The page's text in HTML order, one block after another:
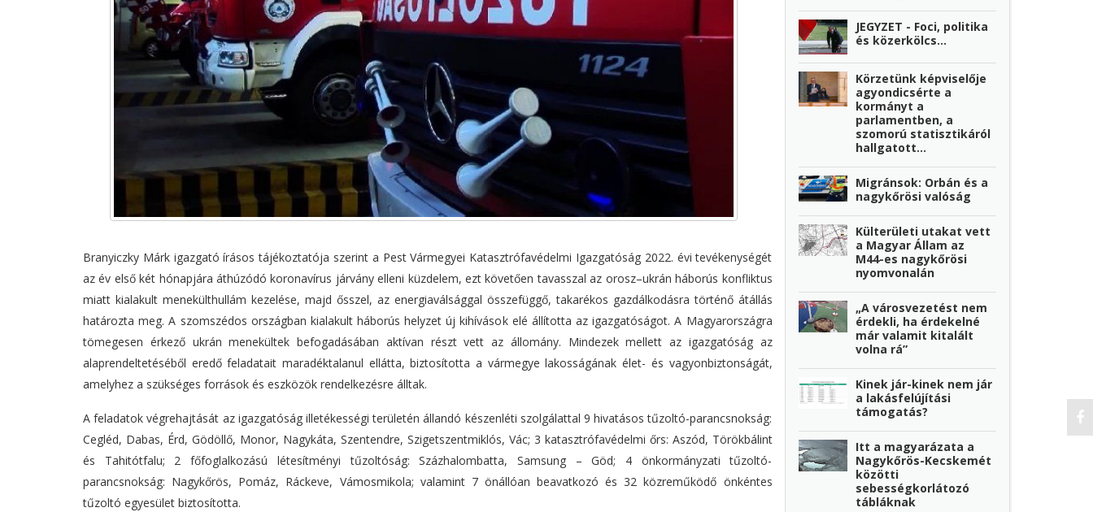
Branyiczky Márk igazgató írásos tájékoztatója szerint a Pest Vármegyei Katasztrófavédelmi Igazgatóság 2022. évi tevékenységét
az év első két hónapjára áthúzódó koronavírus járvány elleni küzdelem, ezt követően tavasszal az orosz–ukrán háborús konfliktus
miatt kialakult menekülthullám kezelése, majd ősszel, az energiaválsággal összefüggő, takarékos gazdálkodásra történő átállás
határozta meg. A szomszédos országban kialakult háborús helyzet új kihívások elé állította az igazgatóságot. A Magyarországra
tömegesen érkező ukrán menekültek befogadásában aktívan részt vett az állomány. Mindezek mellett az igazgatóság az
alaprendeltetéséből eredő feladatait maradéktalanul ellátta, biztosította a vármegye lakosságának élet- és vagyonbiztonságát,
amelyhez a szükséges források és eszközök rendelkezésre álltak.
A feladatok végrehajtását az igazgatóság illetékességi területén állandó készenléti szolgálattal 9 hivatásos tűzoltó-parancsnokság:
Cegléd, Dabas, Érd, Gödöllő, Monor, Nagykáta, Szentendre, Szigetszentmiklós, Vác; 3 katasztrófavédelmi őrs: Aszód, Törökbálint
és Tahitótfalu; 2 főfoglalkozású létesítményi tűzoltóság: Százhalombatta, Samsung – Göd; 4 önkormányzati tűzoltó-
parancsnokság: Nagykőrös, Pomáz, Ráckeve, Vámosmikola; valamint 7 önállóan beavatkozó és 32 közreműködő önkéntes
tűzoltó egyesület biztosította.
JEGYZET - Foci, politika
és közerkölcs…
Körzetünk képviselője
agyondicsérte a
kormányt a
parlamentben, a
szomorú statisztikáról
hallgatott...
Migránsok: Orbán és a
nagykőrösi valóság
Külterületi utakat vett
a Magyar Állam az
M44-es nagykőrösi
nyomvonalán
„A városvezetést nem
érdekli, ha érdekelné
már valamit kitalált
volna rá”
Kinek jár-kinek nem jár
a lakásfelújítási
támogatás?
Itt a magyarázata a
Nagykőrös-Kecskemét
közötti
sebességkorlátozó
tábláknak